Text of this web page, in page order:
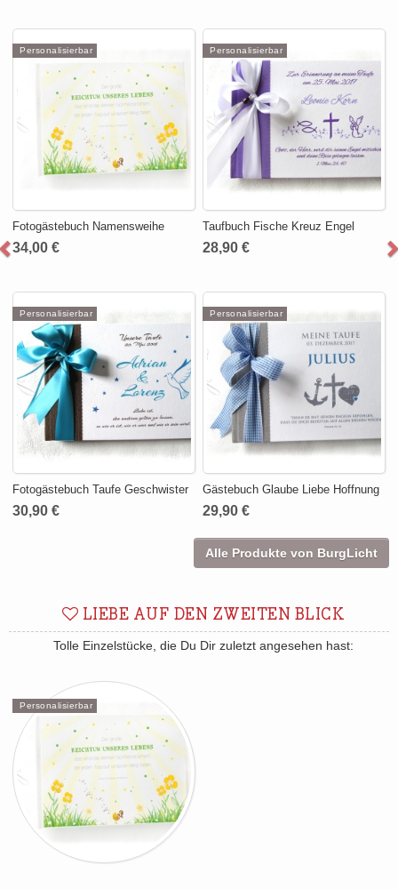
Personalisierbar
Fotogästebuch Namensweihe
34,00 €
Personalisierbar
Taufbuch Fische Kreuz Engel
28,90 €
Personalisierbar
Fotogästebuch Taufe Geschwister
30,90 €
Personalisierbar
Gästebuch Glaube Liebe Hoffnung
29,90 €
Alle Produkte von BurgLicht
LIEBE AUF DEN ZWEITEN BLICK
Tolle Einzelstücke, die Du Dir zuletzt angesehen hast:
Personalisierbar